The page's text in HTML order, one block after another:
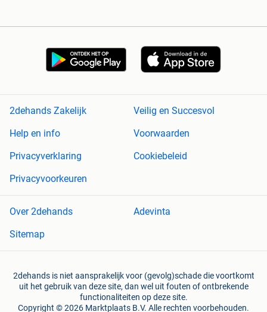
2dehands Zakelijk
Veilig en Succesvol
Help en info
Voorwaarden
Privacyverklaring
Cookiebeleid
Privacyvoorkeuren
Over 2dehands
Adevinta
Sitemap
2dehands is niet aansprakelijk voor (gevolg)schade die voortkomt
uit het gebruik van deze site, dan wel uit fouten of ontbrekende
functionaliteiten op deze site.
Copyright © 2026 Marktplaats B.V. Alle rechten voorbehouden.